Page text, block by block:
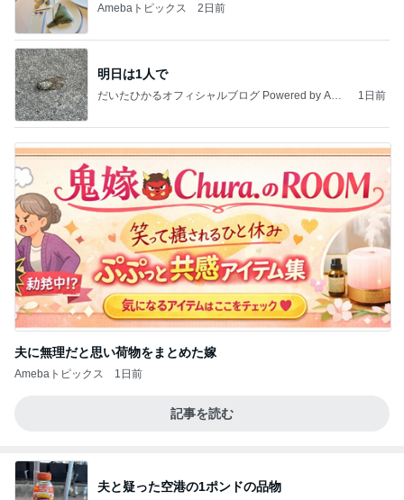
Amebaトピックス 2日前
明日は1人で
だいたひかるオフィシャルブログ Powered by Ame
1日前
夫に無理だと思い荷物をまとめた嫁
Amebaトピックス 1日前
記事を読む
夫と疑った空港の1ポンドの品物